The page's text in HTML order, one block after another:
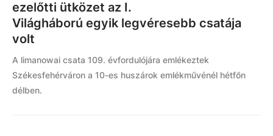
ezelőtti ütközet az I.
Világháború egyik legvéresebb csatája
volt
A limanowai csata 109. évfordulójára emlékeztek
Székesfehérváron a 10-es huszárok emlékművénél hétfőn
délben.